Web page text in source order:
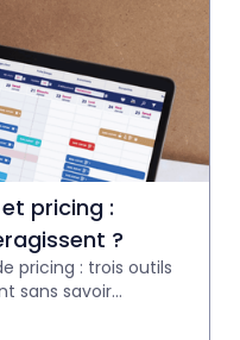
pricing :
?
pricing : trois outils
sans savoir